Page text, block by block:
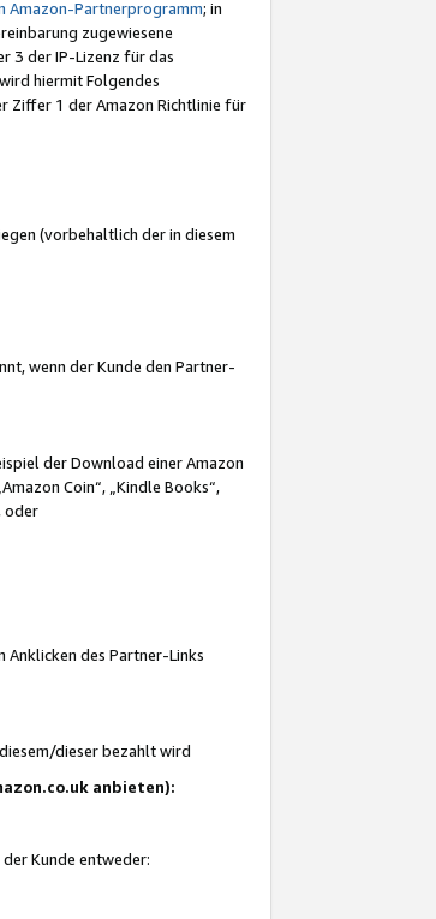
Amazon-Partnerprogramm; in
zugewiesene
3 der IP-Lizenz für das
hiermit Folgendes
Ziffer 1 der Amazon Richtlinie für
(vorbehaltlich der in diesem
wenn der Kunde den Partner-
der Download einer Amazon
Coin“, „Kindle Books“,
oder
des Partner-Links
dieser bezahlt wird
anbieten):
Kunde entweder: